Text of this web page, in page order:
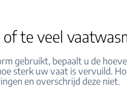
te veel
gebruikt, bepaalt u de
sterk uw vaat is vervuild.
en overschrijd deze niet.